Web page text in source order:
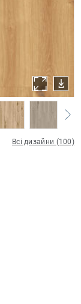
Всі дизайни (100)